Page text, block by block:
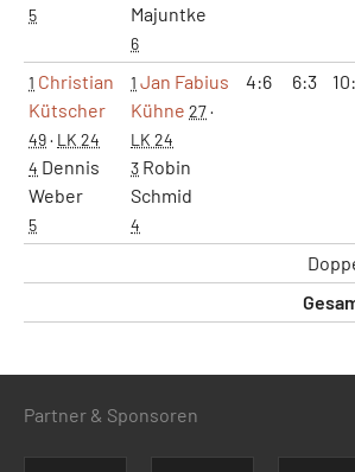
5
Majuntke
6
1 Christian
Kütscher
49· LK 24
4 Dennis
Weber
5
1 Jan Fabius
Kühne 27·
LK 24
3 Robin
Schmid
4
4:6 6:3
Partner & Sponsoren